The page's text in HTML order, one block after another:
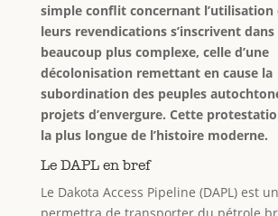
simple conflit concernant
leurs revendications s’inscrivent
beaucoup plus complexe, celle d’une
décolonisation remettant en cause la
subordination des peuples
projets d’envergure. Cette
la plus longue de l’histoire moderne.
Le DAPL en bref
Le Dakota Access Pipeline (DAPL) est